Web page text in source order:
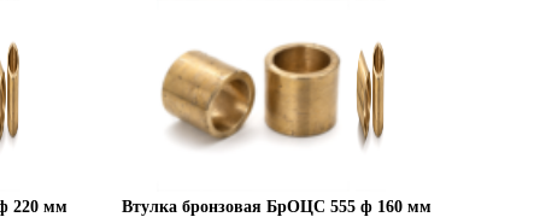
220 мм Втулка бронзовая БрОЦС 555 ф 160 мм